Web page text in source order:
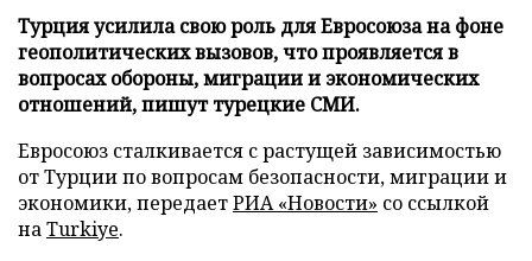
Турция усилила свою роль для Евросоюза на фоне
геополитических вызовов, что проявляется в
вопросах обороны, миграции и экономических
отношений, пишут турецкие СМИ.
Евросоюз сталкивается с растущей зависимостью
от Турции по вопросам безопасности, миграции и
экономики, передаетРИА «Новости» со ссылкой
наTurkiye.